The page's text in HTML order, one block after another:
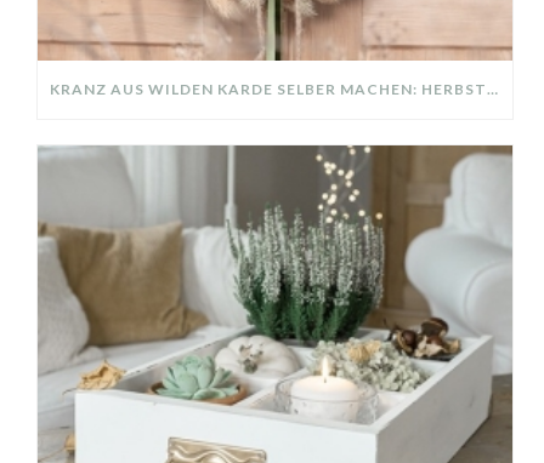
KRANZ AUS WILDEN KARDE SELBER MACHEN: HERBSTDEKO GANZ EINFACH